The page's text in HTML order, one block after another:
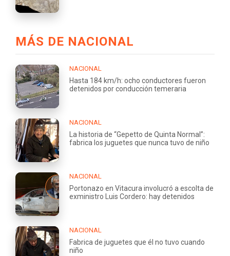
MÁS DE NACIONAL
NACIONAL
Hasta 184 km/h: ocho conductores fueron
detenidos por conducción temeraria
NACIONAL
La historia de “Gepetto de Quinta Normal”:
fabrica los juguetes que nunca tuvo de niño
NACIONAL
Portonazo en Vitacura involucró a escolta de
exministro Luis Cordero: hay detenidos
NACIONAL
Fabrica de juguetes que él no tuvo cuando
niño